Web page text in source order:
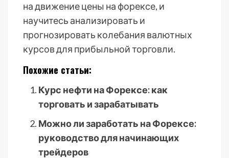
на движение цены на форексе, и
научитесь анализировать и
прогнозировать колебания валютных
курсов для прибыльной торговли.
Похожие статьи:
Курс нефти на Форексе: как
торговать и зарабатывать
Можно ли заработать на Форексе:
руководство для начинающих
трейдеров